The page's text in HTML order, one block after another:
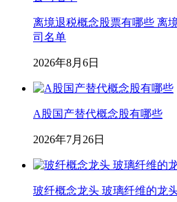
离境退税概念股票有哪些 离
司名单
2026年8月6日
A股国产替代概念股有哪些
2026年7月26日
玻纤概念龙头 玻璃纤维的龙